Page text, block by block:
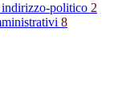
politico 2
8